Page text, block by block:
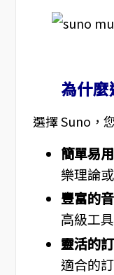
為什麼
選擇 Suno，
簡單易
樂理論
豐富的
高級工
靈活的
適合的